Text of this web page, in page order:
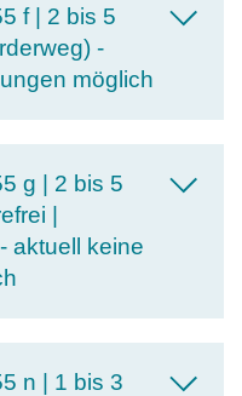
f | 2 bis 5
-
möglich
g | 2 bis 5
|
aktuell keine
n | 1 bis 3